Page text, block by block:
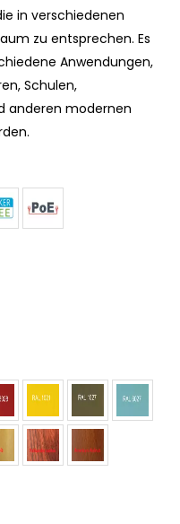
in verschiedenen
zu entsprechen. Es
Anwendungen,
Schulen,
anderen modernen